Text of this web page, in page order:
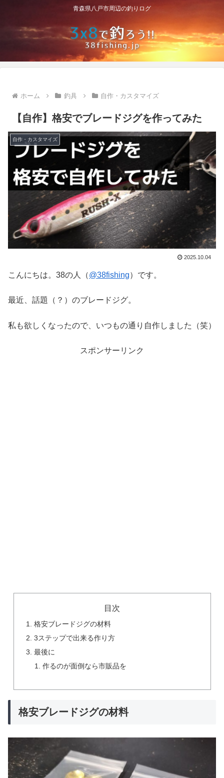
青森県八戸市周辺の釣りログ
ホーム 釣具 自作・カスタマイズ
【自作】格安でブレードジグを作ってみた
自作・カスタマイズ
2025.10.04
こんにちは。38の人（@38fishing）です。
最近、話題（？）のブレードジグ。
私も欲しくなったので、いつもの通り自作しました（笑）
スポンサーリンク
目次
格安ブレードジグの材料
3ステップで出来る作り方
最後に
作るのが面倒なら市販品を
格安ブレードジグの材料